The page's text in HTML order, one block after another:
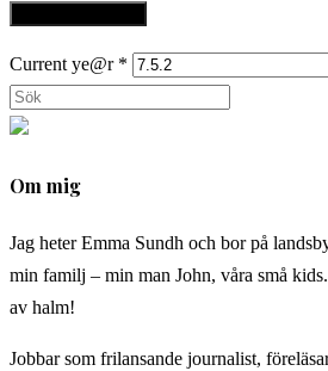
användarnamn
för
att
kommentera
postadress
för
att
kommentera
till
din
webbplats
(valfritt)
Current ye@r *
Sök
på
webbplats
Om mig
Jag heter Emma Sundh och bor på
min familj – min man John, våra små
av halm!
Jobbar som frilansande journalist,